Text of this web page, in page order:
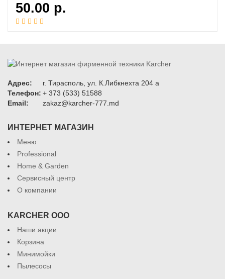
50.00 р.
Адрес:
г. Тирасполь, ул. К.Либкнехта 204 а
Телефон: + 373 (533) 51588
Email:
zakaz@karcher-777.md
ИНТЕРНЕТ МАГАЗИН
Меню
Professional
Home & Garden
Сервисный центр
О компании
KARCHER ООО
Наши акции
Корзина
Минимойки
Пылесосы